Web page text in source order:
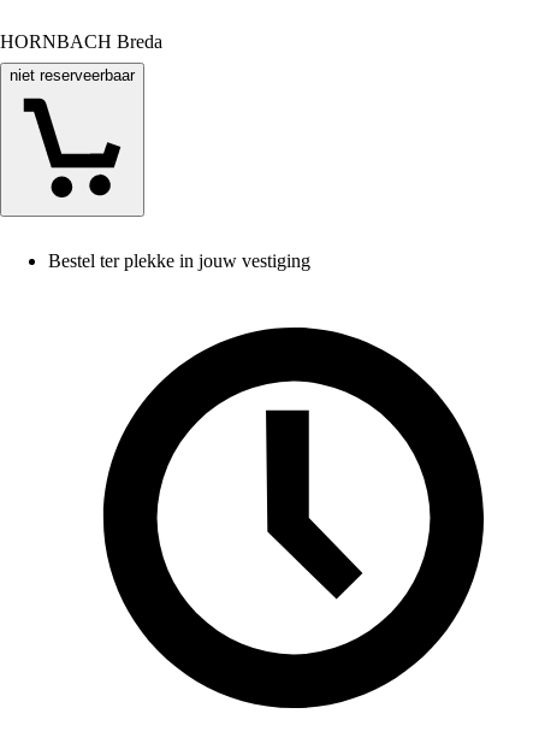
HORNBACH Breda
niet reserveerbaar
Bestel ter plekke in jouw vestiging